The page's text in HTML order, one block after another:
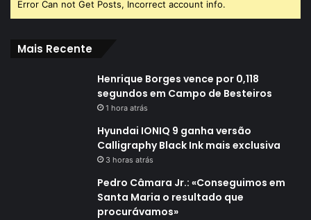
Error Can not Get Posts, Incorrect account info.
Mais Recente
Henrique Borges vence por 0,118
segundos em Campo de Besteiros
1 hora atrás
Hyundai IONIQ 9 ganha versão
Calligraphy Black Ink mais exclusiva
3 horas atrás
Pedro Câmara Jr.: «Conseguimos em
Santa Maria o resultado que
procurávamos»